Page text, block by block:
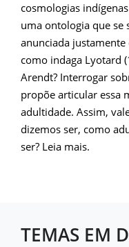
cosmologias
uma ontologia que se
anunciada
como indaga Lyotard
Arendt? Interrogar
propõe articular essa
adultidade. Assim,
dizemos ser, como
ser? Leia mais.
TEMAS EM